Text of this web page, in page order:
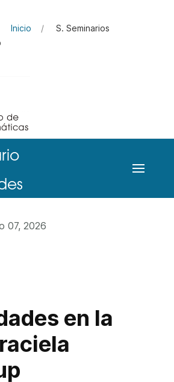
Inicio
S. Seminarios
07, 2026
en la